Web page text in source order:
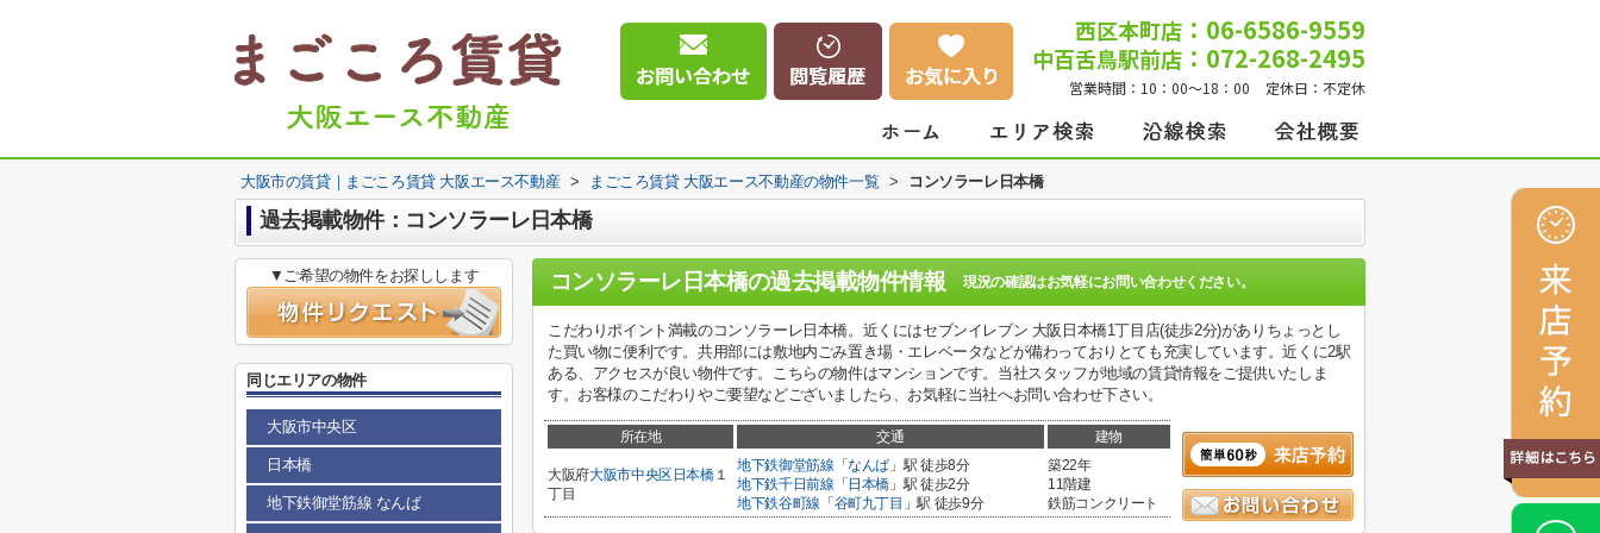
西区本町店 ：06-6586-9559
中百舌鳥駅前店 ：072-268-2495
営業時間： 10：00～18：00 定休日： 不定休
大阪市の賃貸｜まごころ賃貸 大阪エース不動産 > まごころ賃貸 大阪エース不動産の物件一覧 > コンソラーレ日本橋
過去掲載物件：コンソラーレ日本橋
コンソラーレ日本橋の過去掲載物件情報 現況の確認はお気軽にお問い合わせください。
こだわりポイント満載のコンソラーレ日本橋。近くにはセブンイレブン 大阪日本橋1丁目店(徒歩2分)がありちょっとし
た買い物に便利です。共用部には敷地内ごみ置き場・エレベータなどが備わっておりとても充実しています。近くに2駅
ある、アクセスが良い物件です。こちらの物件はマンションです。当社スタッフが地域の賃貸情報をご提供いたしま
す。お客様のこだわりやご要望などございましたら、お気軽に当社へお問い合わせ下さい。
所在地 交通 建物
大阪府大阪市中央区 日本橋１
丁目
地下鉄御堂筋線 「なんば 」駅 徒歩8分
地下鉄千日前線 「 日本橋 」駅 徒歩2分
地下鉄谷町線 「 谷町九丁目 」駅 徒歩9分
築22年
11階建
鉄筋コンクリート
▼ご希望の物件をお探しします
同じエリアの物件
大阪市中央区
日本橋
地下鉄御堂筋線 なんば